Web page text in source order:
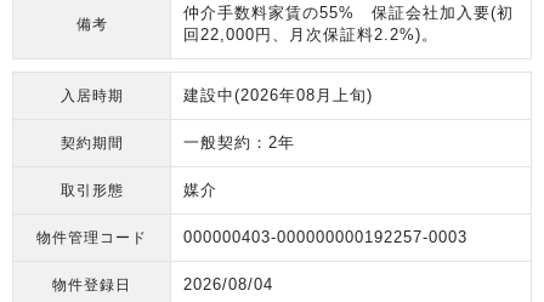
備考
仲介手数料家賃の55% 保証会社加入要(初
回22,000円、月次保証料2.2%)。
入居時期 建設中(2026年08月上旬)
契約期間 一般契約：2年
取引形態 媒介
物件管理コード 000000403-000000000192257-0003
物件登録日 2026/08/04